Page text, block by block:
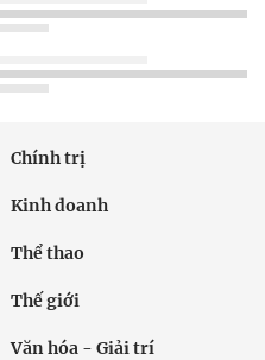
Chính trị
Kinh doanh
Thể thao
Thế giới
Văn hóa - Giải trí